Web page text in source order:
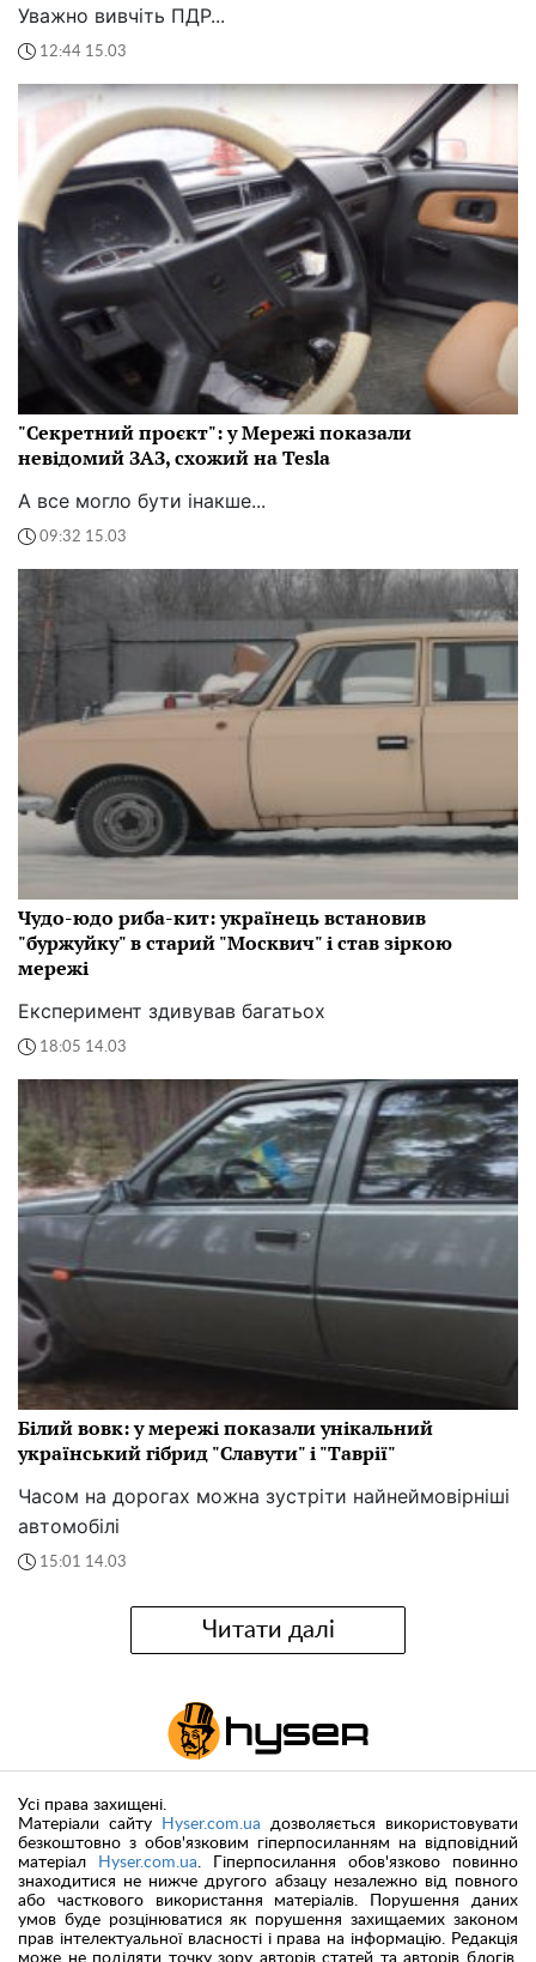
Уважно вивчіть ПДР...
12:44 15.03
"Секретний проєкт": у Мережі показали
невідомий ЗАЗ, схожий на Tesla
А все могло бути інакше...
09:32 15.03
Чудо-юдо риба-кит: українець встановив
"буржуйку" в старий "Москвич" і став зіркою
мережі
Експеримент здивував багатьох
18:05 14.03
Білий вовк: у мережі показали унікальний
український гібрид "Славути" і "Таврії"
Часом на дорогах можна зустріти найнеймовірніші
автомобілі
15:01 14.03
Читати далі
Усі права захищені.
Матеріали сайту
Hyser.com.ua дозволяється використовувати
безкоштовно з обов'язковим гіперпосиланням на відповідний
матеріал
Hyser.com.ua. Гіперпосилання обов'язково повинно
знаходитися не нижче другого абзацу незалежно від повного
або часткового використання матеріалів. Порушення даних
умов буде розцінюватися як порушення захищаемих законом
прав інтелектуальної власності і права на інформацію. Редакція
може не поділяти точку зору авторів статей та авторів блогів.